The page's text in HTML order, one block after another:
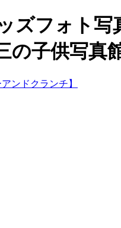
ズフォト
の子供写